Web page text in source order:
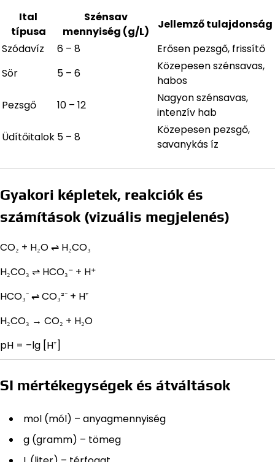
Ital
típusa
Szénsav
mennyiség (g/L)
Jellemző tulajdonság
Szódavíz
6 – 8
Erősen pezsgő, frissítő
Sör
5 – 6
Közepesen szénsavas,
habos
Pezsgő
10 – 12
Nagyon szénsavas,
intenzív hab
Üdítőitalok 5 – 8
Közepesen pezsgő,
savanykás íz
Gyakori képletek, reakciók és
számítások (vizuális megjelenés)
CO₂ + H₂O ⇌ H₂CO₃
H₂CO₃ ⇌ HCO₃⁻ + H⁺
HCO₃⁻ ⇌ CO₃²⁻ + H⁺
H₂CO₃ → CO₂ + H₂O
pH = –lg [H⁺]
SI mértékegységek és átváltások
mol (mól) – anyagmennyiség
g (gramm) – tömeg